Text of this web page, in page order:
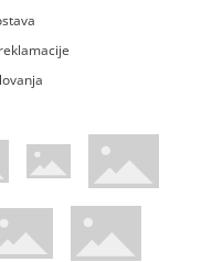
web stranica
American Express web stranica
Visa web stranica
sigurnosni kod web
Pci Dss certificirano